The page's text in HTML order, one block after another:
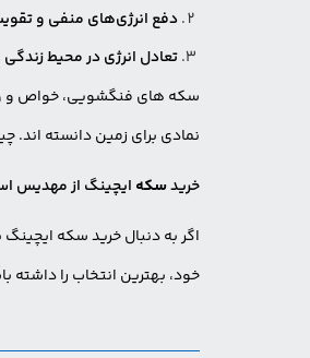
دفع انرژی‌های منفی و
تعادل انرژی در محیط زندگی
سکه های فنگشویی، خواص و
نمادی برای زمین دانسته اند.
خریدسکه ایچینگ از مهدیس
اگر به دنبال خرید سکه
خود، بهترین انتخاب را